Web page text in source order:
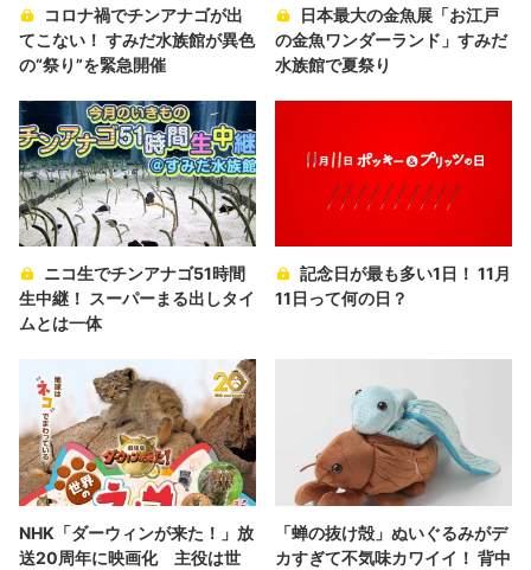
コロナ禍でチンアナゴが出
てこない！ すみだ水族館が異色
の“祭り”を緊急開催
日本最大の金魚展「お江戸
の金魚ワンダーランド」すみだ
水族館で夏祭り
ニコ生でチンアナゴ51時間
生中継！ スーパーまる出しタイ
ムとは一体
記念日が最も多い1日！ 11月
11日って何の日？
NHK「ダーウィンが来た！」放
送20周年に映画化 主役は世
「蝉の抜け殻」ぬいぐるみがデ
カすぎて不気味カワイイ！ 背中